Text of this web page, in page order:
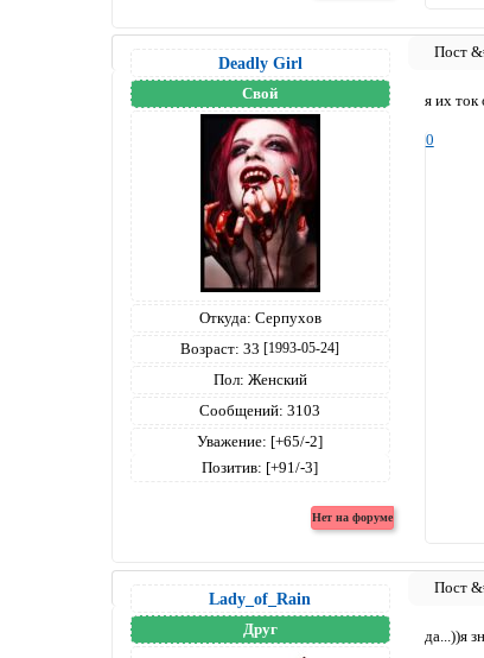
Deadly Girl
Свой
Откуда: Серпухов
Возраст: 33 [1993-05-24]
Пол: Женский
Сообщений: 3103
Уважение: [+65/-2]
Позитив: [+91/-3]
я их ток
0
Lady_of_Rain
Друг да...))я